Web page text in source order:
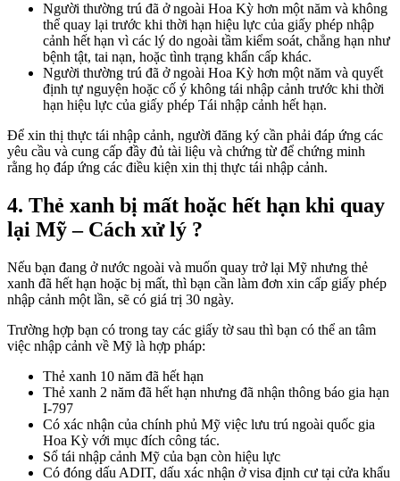
Người thường trú đã ở ngoài Hoa Kỳ hơn một năm và không
thể quay lại trước khi thời hạn hiệu lực của giấy phép nhập
cảnh hết hạn vì các lý do ngoài tầm kiểm soát, chẳng hạn như
bệnh tật, tai nạn, hoặc tình trạng khẩn cấp khác.
Người thường trú đã ở ngoài Hoa Kỳ hơn một năm và quyết
định tự nguyện hoặc cố ý không tái nhập cảnh trước khi thời
hạn hiệu lực của giấy phép Tái nhập cảnh hết hạn.
Để xin thị thực tái nhập cảnh, người đăng ký cần phải đáp ứng các
yêu cầu và cung cấp đầy đủ tài liệu và chứng từ để chứng minh
rằng họ đáp ứng các điều kiện xin thị thực tái nhập cảnh.
4. Thẻ xanh bị mất hoặc hết hạn khi quay
lại Mỹ – Cách xử lý ?
Nếu bạn đang ở nước ngoài và muốn quay trở lại Mỹ nhưng thẻ
xanh đã hết hạn hoặc bị mất, thì bạn cần làm đơn xin cấp giấy phép
nhập cảnh một lần, sẽ có giá trị 30 ngày.
Trường hợp bạn có trong tay các giấy tờ sau thì bạn có thể an tâm
việc nhập cảnh về Mỹ là hợp pháp:
Thẻ xanh 10 năm đã hết hạn
Thẻ xanh 2 năm đã hết hạn nhưng đã nhận thông báo gia hạn
I-797
Có xác nhận của chính phủ Mỹ việc lưu trú ngoài quốc gia
Hoa Kỳ với mục đích công tác.
Sổ tái nhập cảnh Mỹ của bạn còn hiệu lực
Có đóng dấu ADIT, dấu xác nhận ở visa định cư tại cửa khẩu